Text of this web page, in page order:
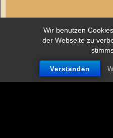
Wir benutzen
der Webseite zu
Verstanden